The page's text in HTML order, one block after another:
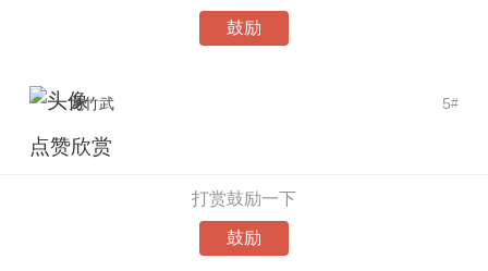
鼓励
5#
龙竹武
点赞欣赏
打赏鼓励一下
鼓励